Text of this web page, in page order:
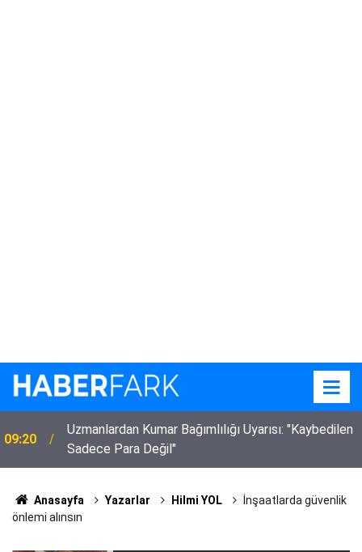
09:20
Uzmanlardan Kumar Bağımlılığı Uyarısı: "Kaybedilen
Sadece Para Değil"
Anasayfa Yazarlar Hilmi YOL
İnşaatlarda güvenlik
önlemi alınsın